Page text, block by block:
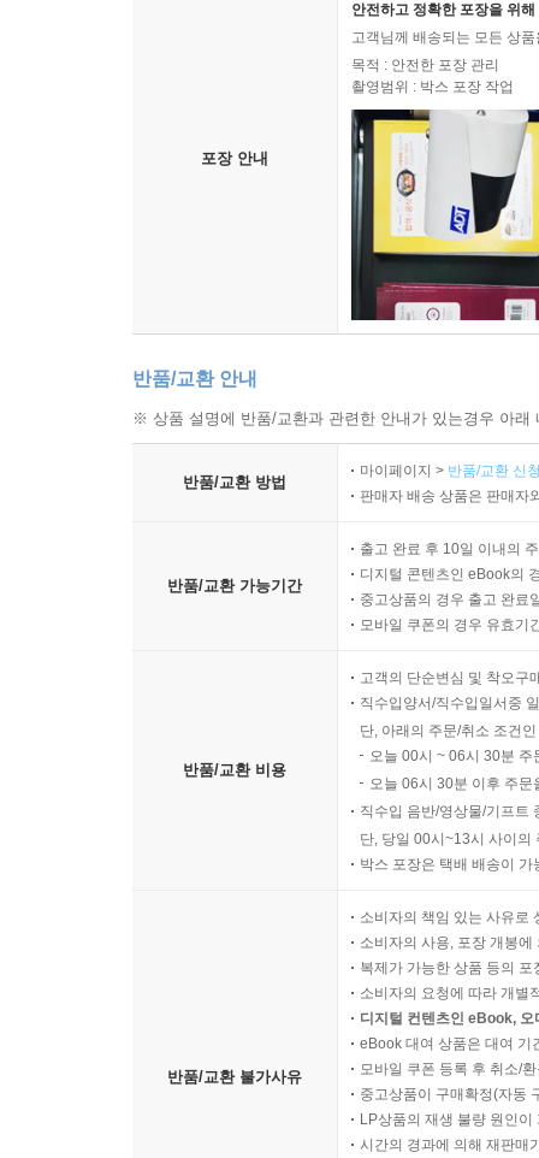
포장 안내
안전하고 정확한 포장을 위
고객님께 배송되는 모든 상
목적 : 안전한 포장 관리
촬영범위 : 박스 포장 작업
반품/교환 안내
※ 상품 설명에 반품/교환과 관련한 안내가 있는경우 아
반품/교환 방법
마이페이지 > 반품/교환 신
판매자 배송 상품은 판매자
반품/교환 가능기간
출고 완료 후 10일 이내의
디지털 콘텐츠인 eBook의
중고상품의 경우 출고 완료
모바일 쿠폰의 경우 유효기
반품/교환 비용
고객의 단순변심 및 착오구
직수입양서/직수입일서중
단, 아래의 주문/취소 조건
오늘 00시 ~ 06시 30분
오늘 06시 30분 이후 주
직수입 음반/영상물/기프트
단, 당일 00시~13시 사이의
박스 포장은 택배 배송이
반품/교환 불가사유
소비자의 책임 있는 사유로
소비자의 사용, 포장 개봉
복제가 가능한 상품 등의
소비자의 요청에 따라 개별
디지털 컨텐츠인 eBook,
eBook 대여 상품은 대여 기
모바일 쿠폰 등록 후 취소/
중고상품이 구매확정(자동
LP상품의 재생 불량 원인
시간의 경과에 의해 재판매